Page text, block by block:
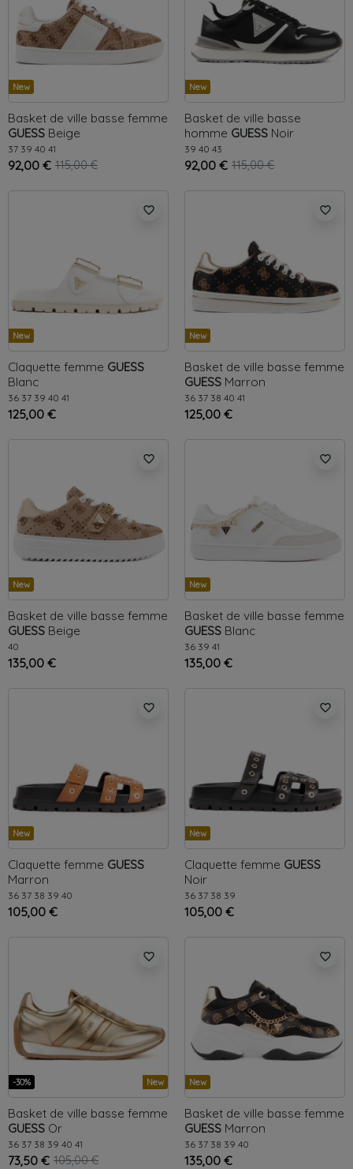
New
Basket de ville basse femme
GUESS Beige
37 39 40 41
92,00 € 115,00 €
New
Basket de ville basse
homme GUESS Noir
39 40 43
92,00 € 115,00 €
favorite_border
New
Claquette femme GUESS
Blanc
36 37 39 40 41
125,00 €
favorite_border
New
Basket de ville basse femme
GUESS Marron
36 37 38 40 41
125,00 €
favorite_border
New
Basket de ville basse femme
GUESS Beige
40
135,00 €
favorite_border
New
Basket de ville basse femme
GUESS Blanc
36 39 41
135,00 €
favorite_border
New
Claquette femme GUESS
Marron
36 37 38 39 40
105,00 €
favorite_border
New
Claquette femme GUESS
Noir
36 37 38 39
105,00 €
favorite_border
-30% New
Basket de ville basse femme
GUESS Or
36 37 38 39 40 41
73,50 € 105,00 €
favorite_border
New
Basket de ville basse femme
GUESS Marron
36 37 38 39 40
135,00 €